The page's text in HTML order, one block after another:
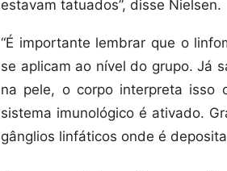
estavam tatuados”, disse Nielsen.
“É importante lembrar que o
se aplicam ao nível do grupo. Já
na pele, o corpo interpreta isso
sistema imunológico é ativado.
gânglios linfáticos onde é